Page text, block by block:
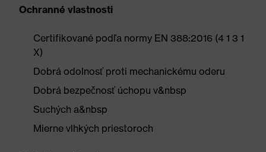
Ochranné vlastnosti
Certifikované podľa normy EN 388:2016 (4 1 3 1
X)
Dobrá odolnosť proti mechanickému oderu
Dobrá bezpečnosť úchopu v&nbsp
Suchých a&nbsp
Mierne vlhkých priestoroch